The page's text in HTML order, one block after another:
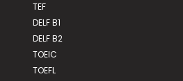
TEF
DELF B1
DELF B2
TOEIC
TOEFL